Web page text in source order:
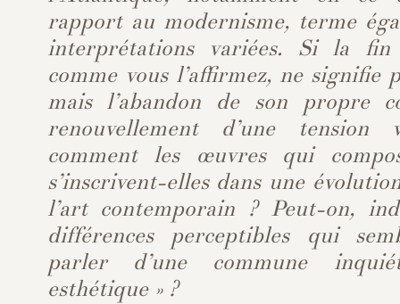
rapport au modernisme, terme
interprétations variées. Si la
comme vous l’affirmez, ne signifie
mais l’abandon de son propre
renouvellement d’une tension
comment les œuvres qui
s’inscrivent-elles dans une
l’art contemporain ? Peut-on,
différences perceptibles qui
parler d’une commune
esthétique » ?